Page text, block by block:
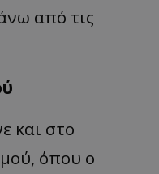
από τις
και στο
όπου ο